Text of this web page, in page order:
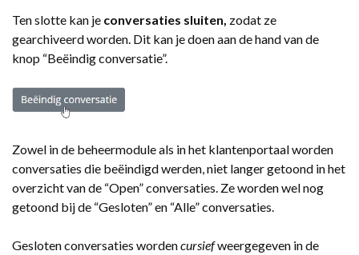
Ten slotte kan je conversaties sluiten, zodat ze
gearchiveerd worden. Dit kan je doen aan de hand van de
knop “Beëindig conversatie”.
Zowel in de beheermodule als in het klantenportaal worden
conversaties die beëindigd werden, niet langer getoond in het
overzicht van de “Open” conversaties. Ze worden wel nog
getoond bij de “Gesloten” en “Alle” conversaties.
Gesloten conversaties wordencursiefweergegeven in de